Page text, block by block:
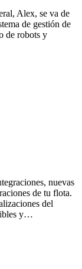
Alex, se va de
de gestión de
de robots y
nuevas
de tu flota.
del
y…